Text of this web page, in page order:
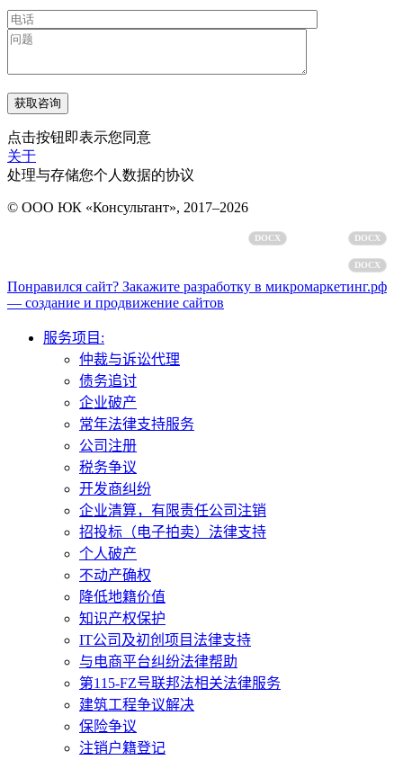
点击按钮即表示您同意
关于
处理与存储您个人数据的协议
© ООО ЮК «Консультант», 2017–2026
DOCX DOCX
DOCX
Понравился сайт? Закажите разработку в микромаркетинг.рф
— создание и продвижение сайтов
服务项目:
仲裁与诉讼代理
债务追讨
企业破产
常年法律支持服务
公司注册
税务争议
开发商纠纷
企业清算，有限责任公司注销
招投标（电子拍卖）法律支持
个人破产
不动产确权
降低地籍价值
知识产权保护
IT公司及初创项目法律支持
与电商平台纠纷法律帮助
第115-FZ号联邦法相关法律服务
建筑工程争议解决
保险争议
注销户籍登记